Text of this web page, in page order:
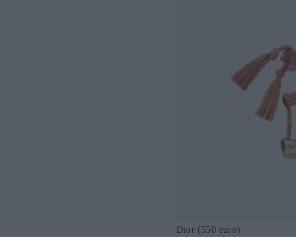
Dior (550 euro)